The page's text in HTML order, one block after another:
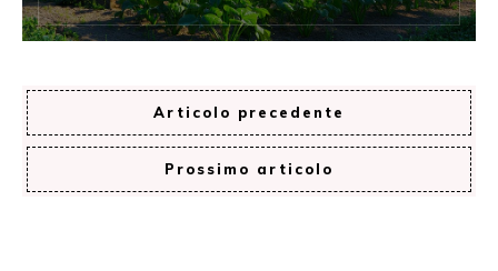
Articolo precedente
Prossimo articolo